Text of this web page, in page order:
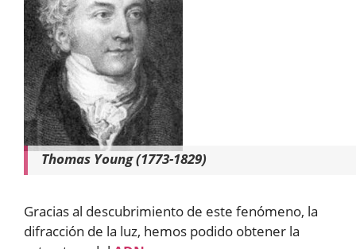
Thomas Young (1773-1829)
Gracias al descubrimiento de este fenómeno, la
difracción de la luz, hemos podido obtener la